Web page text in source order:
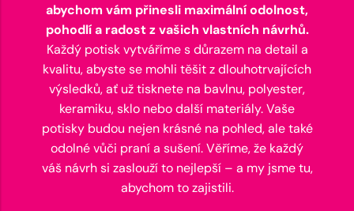
abychom vám přinesli maximální odolnost,
pohodlí a radost z vašich vlastních návrhů.
Každý potisk vytváříme s důrazem na detail a
kvalitu, abyste se mohli těšit z dlouhotrvajících
výsledků, ať už tisknete na bavlnu, polyester,
keramiku, sklo nebo další materiály. Vaše
potisky budou nejen krásné na pohled, ale také
odolné vůči praní a sušení. Věříme, že každý
váš návrh si zaslouží to nejlepší – a my jsme tu,
abychom to zajistili.